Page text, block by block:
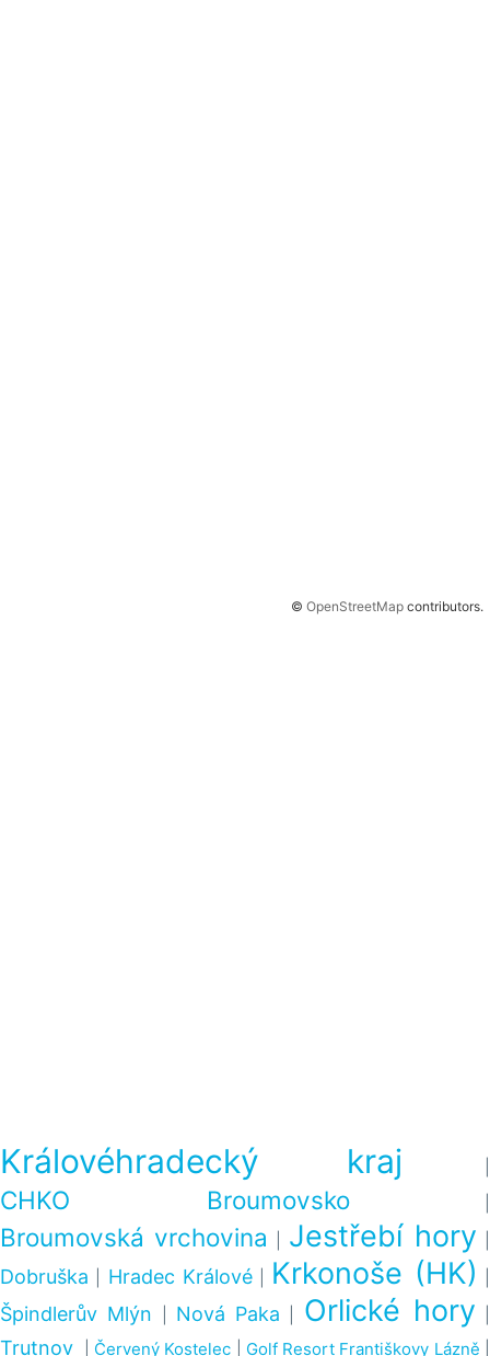
© OpenStreetMap contributors.
Královéhradecký kraj
CHKO Broumovsko
Broumovská vrchovina Jestřebí hory
Dobruška Hradec Králové| Krkonoše (HK)
Špindlerův Mlýn Nová Paka Orlické hory
Trutnov Červený Kostelec Golf Resort Františkovy Lázně